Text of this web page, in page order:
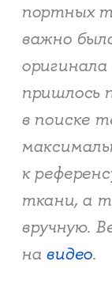
портных
важно
пришлось
в поиске
к
ткани, а
вручную.
на видео.